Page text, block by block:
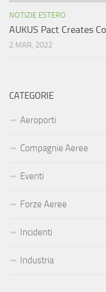
NOTIZIE ESTERO
AUKUS Pact Creates
2 MAR, 2022
CATEGORIE
Aeroporti
Compagnie Aeree
Eventi
Forze Aeree
Incidenti
Industria